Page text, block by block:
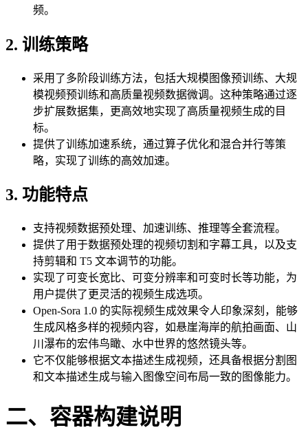
频。
2. 训练策略
采用了多阶段训练方法，包括大规模图像预训练、大规
模视频预训练和高质量视频数据微调。这种策略通过逐
步扩展数据集，更高效地实现了高质量视频生成的目
标。
提供了训练加速系统，通过算子优化和混合并行等策
略，实现了训练的高效加速。
3. 功能特点
支持视频数据预处理、加速训练、推理等全套流程。
提供了用于数据预处理的视频切割和字幕工具，以及支
持剪辑和 T5 文本调节的功能。
实现了可变长宽比、可变分辨率和可变时长等功能，为
用户提供了更灵活的视频生成选项。
Open-Sora 1.0 的实际视频生成效果令人印象深刻，能够
生成风格多样的视频内容，如悬崖海岸的航拍画面、山
川瀑布的宏伟鸟瞰、水中世界的悠然镜头等。
它不仅能够根据文本描述生成视频，还具备根据分割图
和文本描述生成与输入图像空间布局一致的图像能力。
二、容器构建说明